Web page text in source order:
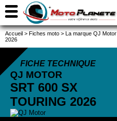
Accueil > Fiches moto > La marque QJ Motor
2026
FICHE TECHNIQUE
QJ MOTOR
SRT 600 SX
TOURING 2026